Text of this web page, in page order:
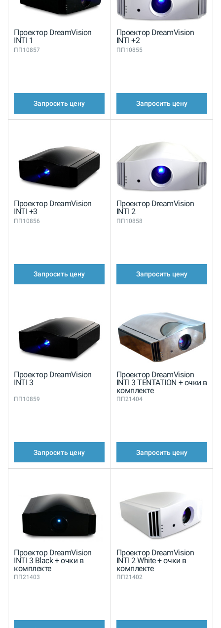
Проектор DreamVision
INTI 1
ПП10857
Запросить цену
Проектор DreamVision
INTI +2
ПП10855
Запросить цену
Проектор DreamVision
INTI +3
ПП10856
Запросить цену
Проектор DreamVision
INTI 2
ПП10858
Запросить цену
Проектор DreamVision
INTI 3
ПП10859
Запросить цену
Проектор DreamVision
INTI 3 TENTATION + очки в
комплекте
ПП21404
Запросить цену
Проектор DreamVision
INTI 3 Black + очки в
комплекте
ПП21403
Проектор DreamVision
INTI 2 White + очки в
комплекте
ПП21402